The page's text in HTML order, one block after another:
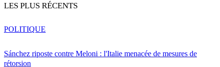
LES PLUS RÉCENTS
Sánchez riposte contre Meloni : l'Italie menacée de mesures de
rétorsion
POLITIQUE